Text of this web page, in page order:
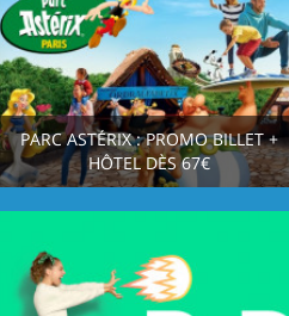
PARC ASTÉRIX : PROMO BILLET +
HÔTEL DÈS 67€